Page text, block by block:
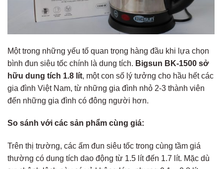
Một trong những yếu tố quan trọng hàng đầu khi lựa chọn
bình đun siêu tốc chính là dung tích. Bigsun BK-1500 sở
hữu dung tích 1.8 lít, một con số lý tưởng cho hầu hết các
gia đình Việt Nam, từ những gia đình nhỏ 2-3 thành viên
đến những gia đình có đông người hơn.
So sánh với các sản phẩm cùng giá:
Trên thị trường, các ấm đun siêu tốc trong cùng tầm giá
thường có dung tích dao động từ 1.5 lít đến 1.7 lít. Mặc dù